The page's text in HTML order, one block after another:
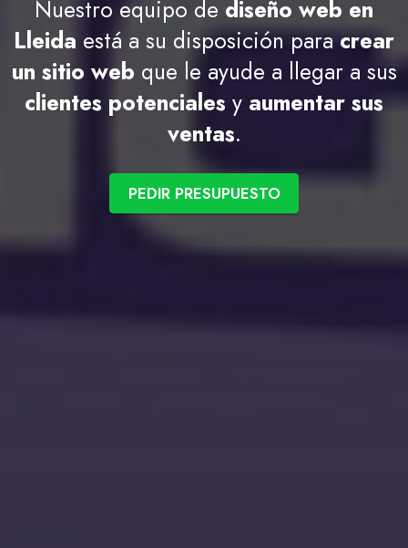
Nuestro equipo de diseño web en
Lleida está a su disposición paracrear
un sitio web que le ayude a llegar a sus
clientes potenciales y aumentar sus
ventas.
PEDIR PRESUPUESTO